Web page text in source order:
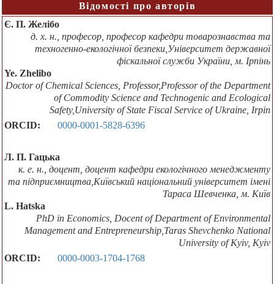
Відомості про авторів
Є. П. Желібо
д. х. н., професор, професор кафедри товарознавства та
техногенно-екологічної безпеки,Університет державної
фіскальної служби України, м. Ірпінь
Ye. Zhelibo
Doctor of Chemical Sciences, Professor,Professor of the Department
of Сommodity Science and Technogenic and Ecological
Safety,University of State Fiscal Service of Ukraine, Irpin
ORCID:
0000-0001-5828-6396
Л. П. Гацька
к. е. н., доцент, доцент кафедри екологічного менеджменту
та підприємництва,Київський національний університет імені
Тараса Шевченка, м. Київ
L. Hatska
PhD in Economics, Docent of Department of Environmental
Management and Entrepreneurship,Taras Shevchenko National
University of Kyiv, Kyiv
ORCID:
0000-0003-1704-1768